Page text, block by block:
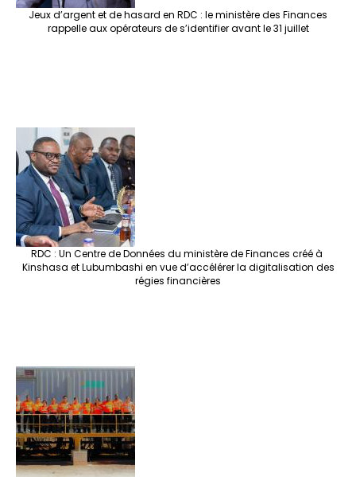
Jeux d’argent et de hasard en RDC : le ministère des Finances
rappelle aux opérateurs de s’identifier avant le 31 juillet
RDC : Un Centre de Données du ministère de Finances créé à
Kinshasa et Lubumbashi en vue d’accélérer la digitalisation des
régies financières